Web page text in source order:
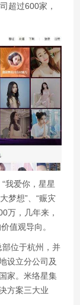
超过600家，
我爱你，星星
梦想”、“赈灾
万，几年来，
值观导向。
位于杭州，并
设立分公司及
家。米络星集
方案三大业